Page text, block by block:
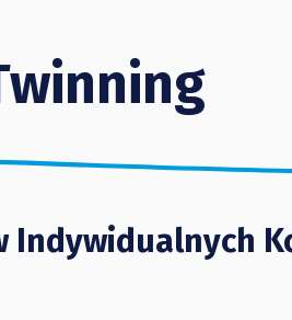
Indywidualnych